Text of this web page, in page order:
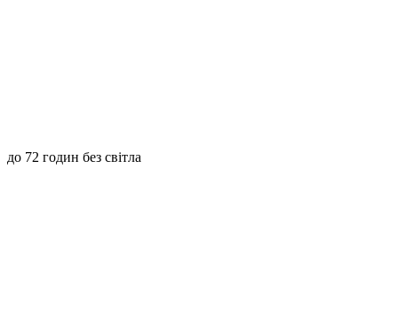
до 72 годин без світла